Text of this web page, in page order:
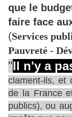
que le
faire face
(Services
Pauvreté -
"Il n'y a
clament-ils, et
de la France
publics), ou